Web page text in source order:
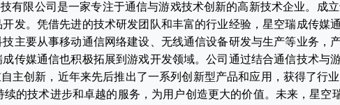
有限公司是一家专注于通信与游戏技术创新的高新技术企业。成
发。凭借先进的技术研发团队和丰富的行业经验，星空瑞成传媒
主要从事移动通信网络建设、无线通信设备研发与生产等业务，
传媒通信也积极拓展到游戏开发领域。公司通过结合通信技术与
主创新，近年来先后推出了一系列创新型产品和应用，获得了行
续的技术进步和卓越的服务，为用户创造更大的价值。未来，星